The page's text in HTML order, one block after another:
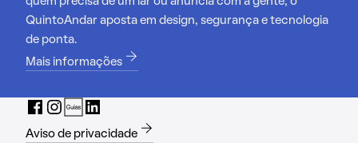
QuintoAndar aposta em design, segurança e tecnologia
de ponta.
Mais informações
Aviso de privacidade